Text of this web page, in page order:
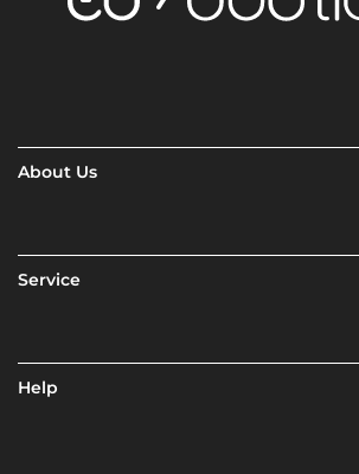
About Us
Service
Help